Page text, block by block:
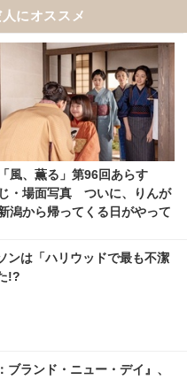
にオススメ
「風、薫る」第96回あらす
じ・場面写真 ついに、りんが
潟から帰ってくる日がやって
真・画像 | cinemacafe.net
ンは「ハリウッドで最も不潔
!?
ブランド・ニュー・デイ』、